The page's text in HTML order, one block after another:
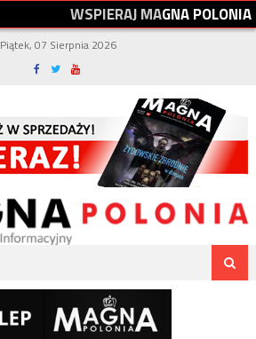
WSPIERAJMAGNAPOLONIA
Piątek, 07 Sierpnia 2026